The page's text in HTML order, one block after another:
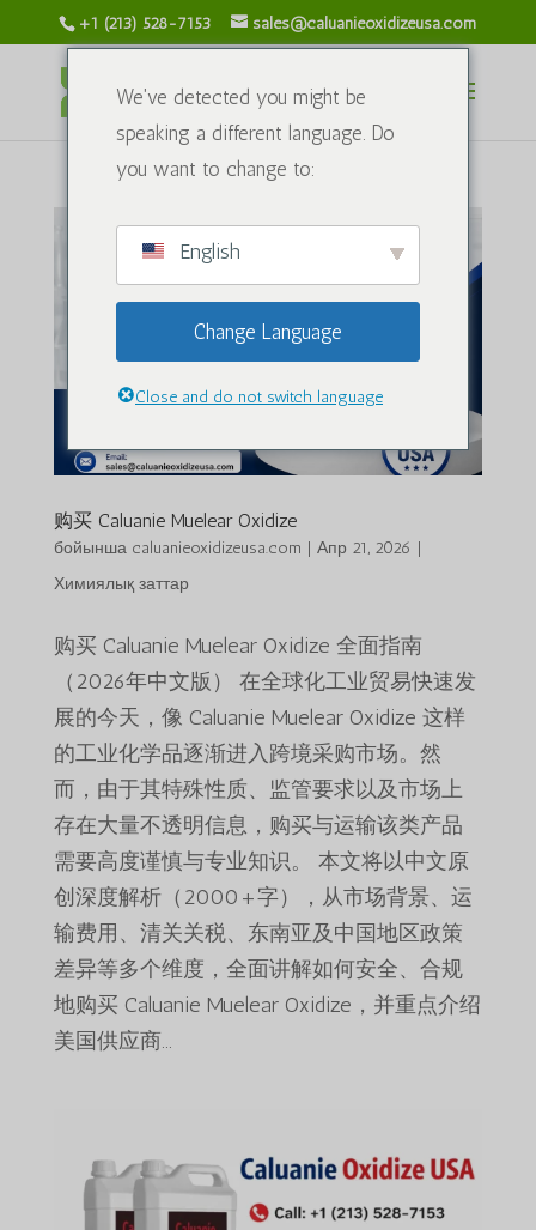
+1 (213) 528-7153 sales@caluanieoxidizeusa.com
购买 Caluanie Muelear Oxidize
бойынша caluanieoxidizeusa.com | Апр 21, 2026 |
Химиялық заттар
购买 Caluanie Muelear Oxidize 全面指南
（2026年中文版） 在全球化工业贸易快速发
展的今天，像 Caluanie Muelear Oxidize 这样
的工业化学品逐渐进入跨境采购市场。然
而，由于其特殊性质、监管要求以及市场上
存在大量不透明信息，购买与运输该类产品
需要高度谨慎与专业知识。 本文将以中文原
创深度解析（2000+字），从市场背景、运
输费用、清关关税、东南亚及中国地区政策
差异等多个维度，全面讲解如何安全、合规
地购买 Caluanie Muelear Oxidize，并重点介绍
美国供应商...
We've detected you might be
speaking a different language. Do
you want to change to:
English
Change Language
Close and do not switch language